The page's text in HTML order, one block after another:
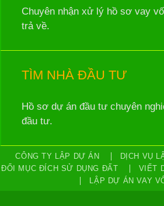
Chuyên nhận xử lý hồ sơ vay
trả về.
TÌM NHÀ ĐẦU TƯ
Hồ sơ dự án đầu tư chuyên
đầu tư.
CÔNG TY LẬP DỰ ÁN DỊCH VỤ
ĐỔI MỤC ĐÍCH SỬ DỤNG ĐẤT
VIẾT
LẬP DỰ ÁN VAY